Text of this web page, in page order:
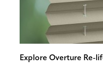
Explore Overture Re-